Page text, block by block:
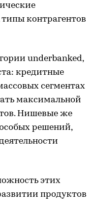
контрагентов
underbanked,
кредитные
сегментах
максимальной
Нишевые же
решений,
этих
продуктов